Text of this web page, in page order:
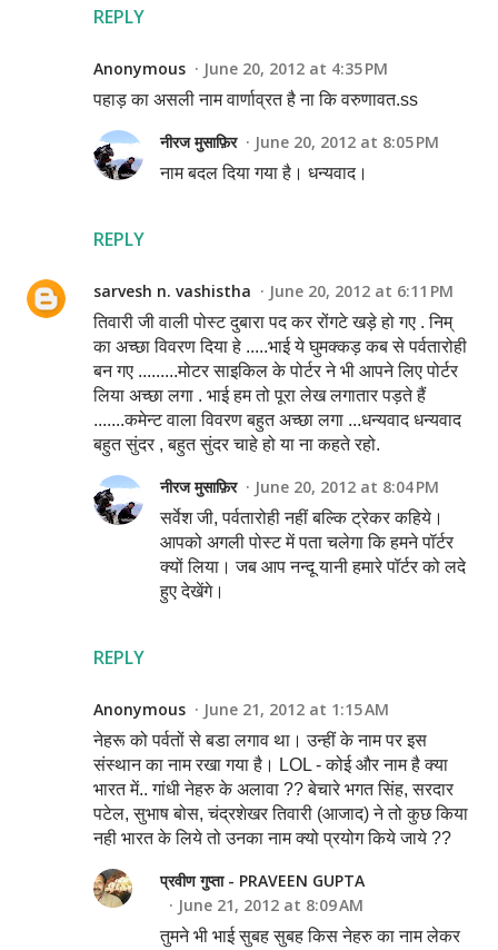
REPLY
Anonymous June 20, 2012 at 4:35 PM
पहाड़ का असली नाम वार्णाव्रत है ना कि वरुणावत.ss
REPLY
नीरज मुसाफ़िर June 20, 2012 at 8:05 PM
नाम बदल दिया गया है। धन्यवाद।
sarvesh n. vashistha June 20, 2012 at 6:11 PM
तिवारी जी वाली पोस्ट दुबारा पद कर रोंगटे खड़े हो गए . निम्
का अच्छा विवरण दिया हे .....भाई ये घुमक्कड़ कब से पर्वतारोही
बन गए .........मोटर साइकिल के पोर्टर ने भी आपने लिए पोर्टर
लिया अच्छा लगा . भाई हम तो पूरा लेख लगातार पड़ते हैं
.......कमेन्ट वाला विवरण बहुत अच्छा लगा ...धन्यवाद धन्यवाद
बहुत सुंदर , बहुत सुंदर चाहे हो या ना कहते रहो.
REPLY
नीरज मुसाफ़िर June 20, 2012 at 8:04 PM
सर्वेश जी, पर्वतारोही नहीं बल्कि ट्रेकर कहिये।
आपको अगली पोस्ट में पता चलेगा कि हमने पॉर्टर
क्यों लिया। जब आप नन्दू यानी हमारे पॉर्टर को लदे
हुए देखेंगे।
Anonymous June 21, 2012 at 1:15 AM
नेहरू को पर्वतों से बडा लगाव था। उन्हीं के नाम पर इस
संस्थान का नाम रखा गया है। LOL - कोई और नाम है क्या
भारत में.. गांधी नेहरु के अलावा ?? बेचारे भगत सिंह, सरदार
पटेल, सुभाष बोस, चंद्रशेखर तिवारी (आजाद) ने तो कुछ किया
नही भारत के लिये तो उनका नाम क्यो प्रयोग किये जाये ??
प्रवीण गुप्ता - PRAVEEN GUPTA
June 21, 2012 at 8:09 AM
तुमने भी भाई सुबह सुबह किस नेहरु का नाम लेकर